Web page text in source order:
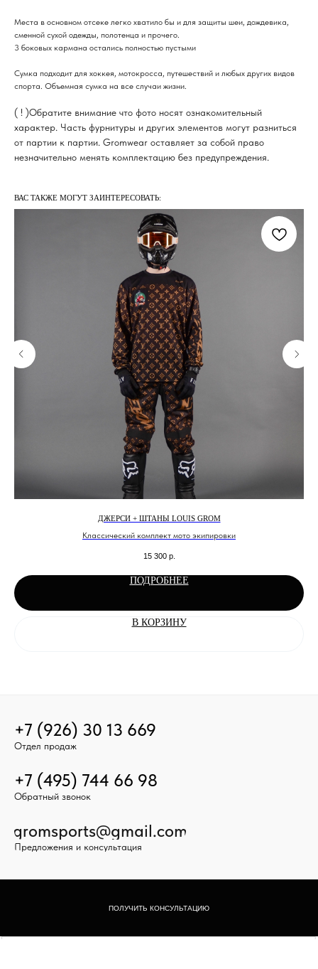
Места в основном отсеке легко хватило бы и для защиты шеи, дождевика,
сменной сухой одежды, полотенца и прочего.
3 боковых кармана остались полностью пустыми
Сумка подходит для хоккея, мотокросса, путешествий и любых других видов
спорта. Объемная сумка на все случаи жизни.
( ! )Обратите внимание что фото носят ознакомительный
характер. Часть фурнитуры и других элементов могут разниться
от партии к партии. Gromwear оставляет за собой право
незначительно менять комплектацию без предупреждения.
ВАС ТАКЖЕ МОГУТ ЗАИНТЕРЕСОВАТЬ:
ДЖЕРСИ + ШТАНЫ LOUIS GROM
Классический комплект мото экипировки
15 300 р.
ПОДРОБНЕЕ
В КОРЗИНУ
+7 (495) 744 66 98
gromsports@gmail.com
Предложения и консультация
ПОЛУЧИТЬ КОНСУЛЬТАЦИЮ
+7 (926) 30 13 669
Отдел продаж
Обратный звонок